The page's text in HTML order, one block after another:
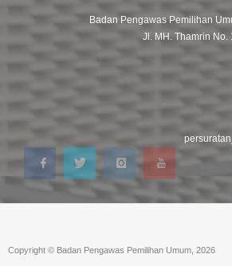
Badan Pengawas Pemilihan
Jl. MH. Thamrin
Copyright © Badan Pengawas Pemilihan Umum, 2026